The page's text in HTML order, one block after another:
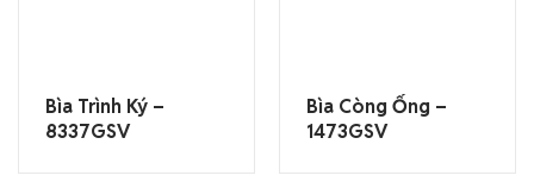
Bìa Trình Ký –
8337GSV
Bìa Còng Ống –
1473GSV